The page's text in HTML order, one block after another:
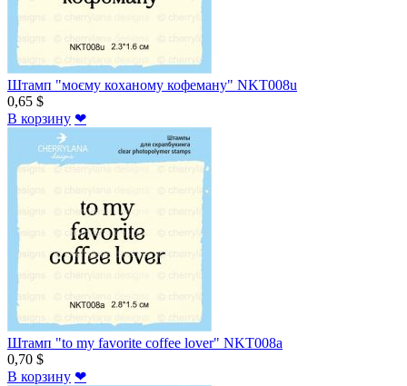
Штамп "моєму коханому кофеману" NKT008u
0,65 $
В корзину ❤
Штамп "to my favorite coffee lover" NKT008a
0,70 $
В корзину ❤